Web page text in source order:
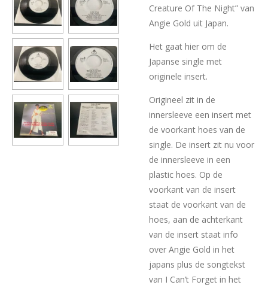
Creature Of The Night” van
Angie Gold uit Japan.
Het gaat hier om de
Japanse single met
originele insert.
Origineel zit in de
innersleeve een insert met
de voorkant hoes van de
single. De insert zit nu voor
de innersleeve in een
plastic hoes. Op de
voorkant van de insert
staat de voorkant van de
hoes, aan de achterkant
van de insert staat info
over Angie Gold in het
japans plus de songtekst
van I Can’t Forget in het